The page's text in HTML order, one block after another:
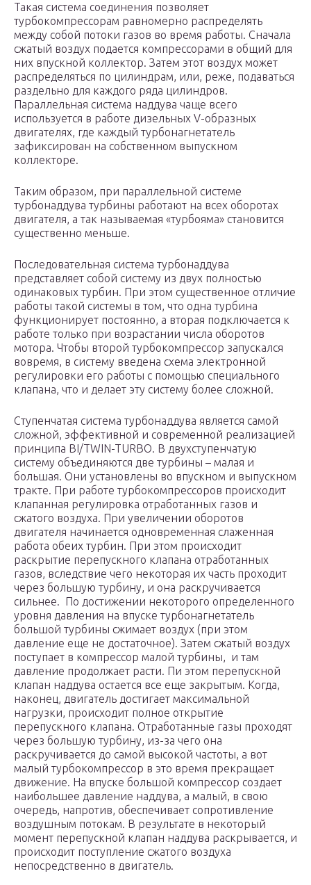
Такая система соединения позволяет
турбокомпрессорам равномерно распределять
между собой потоки газов во время работы. Сначала
сжатый воздух подается компрессорами в общий для
них впускной коллектор. Затем этот воздух может
распределяться по цилиндрам, или, реже, подаваться
раздельно для каждого ряда цилиндров.
Параллельная система наддува чаще всего
используется в работе дизельных V-образных
двигателях, где каждый турбонагнетатель
зафиксирован на собственном выпускном
коллекторе.
Таким образом, при параллельной системе
турбонаддува турбины работают на всех оборотах
двигателя, а так называемая «турбояма» становится
существенно меньше.
Последовательная система турбонаддува
представляет собой систему из двух полностью
одинаковых турбин. При этом существенное отличие
работы такой системы в том, что одна турбина
функционирует постоянно, а вторая подключается к
работе только при возрастании числа оборотов
мотора. Чтобы второй турбокомпрессор запускался
вовремя, в систему введена схема электронной
регулировки его работы с помощью специального
клапана, что и делает эту систему более сложной.
Ступенчатая система турбонаддува является самой
сложной, эффективной и современной реализацией
принципа BI/TWIN-TURBO. В двухступенчатую
систему объединяются две турбины – малая и
большая. Они установлены во впускном и выпускном
тракте. При работе турбокомпрессоров происходит
клапанная регулировка отработанных газов и
сжатого воздуха. При увеличении оборотов
двигателя начинается одновременная слаженная
работа обеих турбин. При этом происходит
раскрытие перепускного клапана отработанных
газов, вследствие чего некоторая их часть проходит
через большую турбину, и она раскручивается
сильнее. По достижении некоторого определенного
уровня давления на впуске турбонагнетатель
большой турбины сжимает воздух (при этом
давление еще не достаточное). Затем сжатый воздух
поступает в компрессор малой турбины, и там
давление продолжает расти. Пи этом перепускной
клапан наддува остается все еще закрытым. Когда,
наконец, двигатель достигает максимальной
нагрузки, происходит полное открытие
перепускного клапана. Отработанные газы проходят
через большую турбину, из-за чего она
раскручивается до самой высокой частоты, а вот
малый турбокомпрессор в это время прекращает
движение. На впуске большой компрессор создает
наибольшее давление наддува, а малый, в свою
очередь, напротив, обеспечивает сопротивление
воздушным потокам. В результате в некоторый
момент перепускной клапан наддува раскрывается, и
происходит поступление сжатого воздуха
непосредственно в двигатель.